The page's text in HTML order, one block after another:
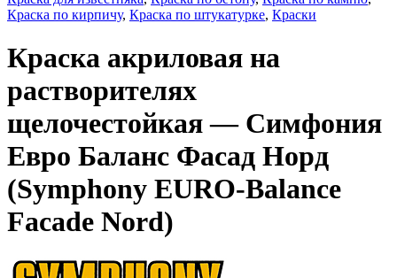
Краска по кирпичу, Краска по штукатурке, Краски
Краска акриловая на
растворителях
щелочестойкая — Симфония
Евро Баланс Фасад Норд
(Symphony EURO-Balance
Faсade Nord)